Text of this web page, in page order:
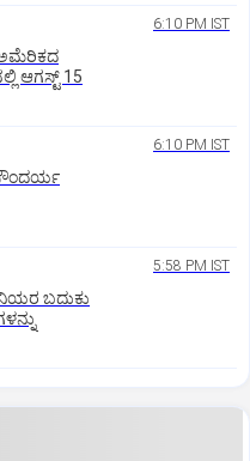
6:10 PM IST
ಅಮೆರಿಕದ
ಆಗಸ್ಟ್‌ 15
6:10 PM IST
ಸೌಂದರ್ಯ
5:58 PM IST
ಬದುಕು